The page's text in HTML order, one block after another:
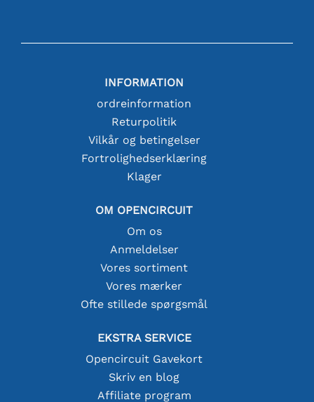
INFORMATION
ordreinformation
Returpolitik
Vilkår og betingelser
Fortrolighedserklæring
Klager
OM OPENCIRCUIT
Om os
Anmeldelser
Vores sortiment
Vores mærker
Ofte stillede spørgsmål
EKSTRA SERVICE
Opencircuit Gavekort
Skriv en blog
Affiliate program